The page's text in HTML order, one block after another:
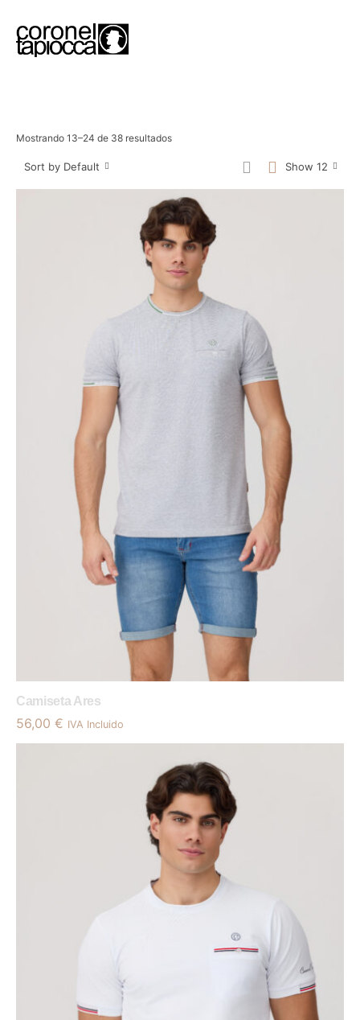
Mostrando 13–24 de 38 resultados
Show 12
Sort by Default
Camiseta Ares
56,00 € IVA Incluido